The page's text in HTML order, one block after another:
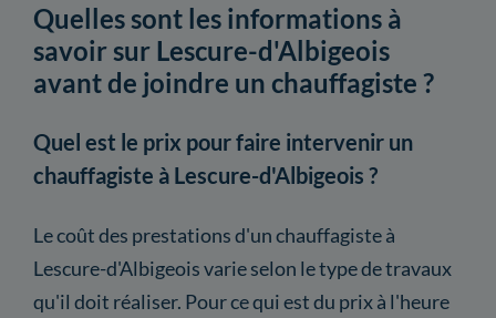
Quelles sont les informations à
savoir sur Lescure-d'Albigeois
avant de joindre un chauffagiste ?
Quel est le prix pour faire intervenir un
chauffagiste à Lescure-d'Albigeois ?
Le coût des prestations d'un chauffagiste à
Lescure-d'Albigeois varie selon le type de travaux
qu'il doit réaliser. Pour ce qui est du prix à l'heure